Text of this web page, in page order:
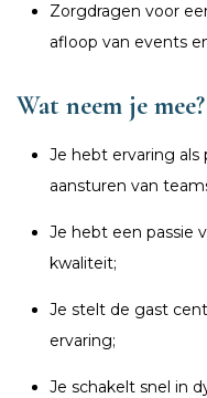
Zorgdragen voor
afloop van events
Wat neem je mee?
Je hebt ervaring
aansturen van
Je hebt een passie
kwaliteit;
Je stelt de gast
ervaring;
Je schakelt snel in